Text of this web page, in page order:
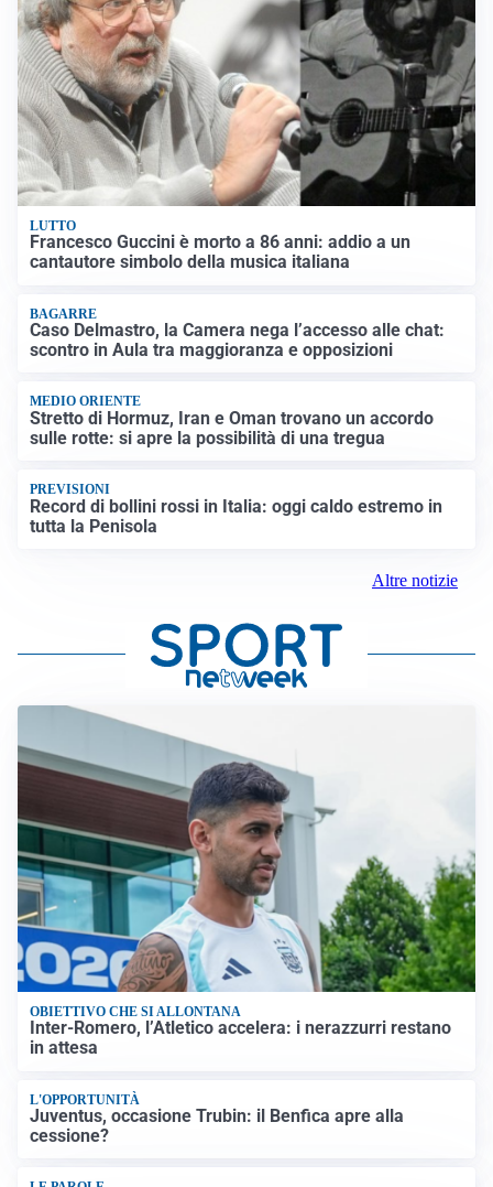
LUTTO
Francesco Guccini è morto a 86 anni: addio a un
cantautore simbolo della musica italiana
BAGARRE
Caso Delmastro, la Camera nega l’accesso alle chat:
scontro in Aula tra maggioranza e opposizioni
MEDIO ORIENTE
Stretto di Hormuz, Iran e Oman trovano un accordo
sulle rotte: si apre la possibilità di una tregua
PREVISIONI
Record di bollini rossi in Italia: oggi caldo estremo in
tutta la Penisola
Altre notizie
OBIETTIVO CHE SI ALLONTANA
Inter-Romero, l’Atletico accelera: i nerazzurri restano
in attesa
L'OPPORTUNITÀ
Juventus, occasione Trubin: il Benfica apre alla
cessione?